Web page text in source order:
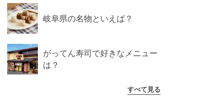
岐阜県の名物といえば？
がってん寿司で好きなメニュー
は？
すべて見る